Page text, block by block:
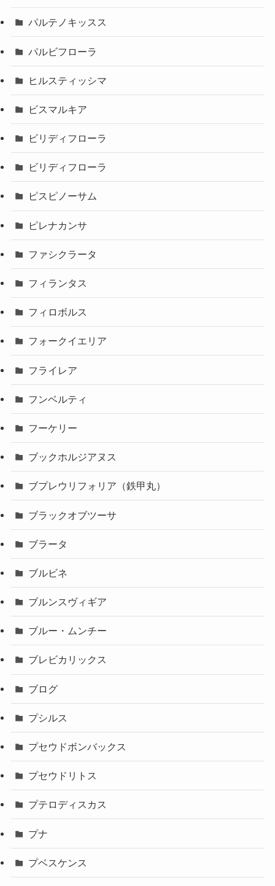
パルテノキッスス
パルビフローラ
ヒルスティッシマ
ビスマルキア
ビリディフローラ
ビリディフローラ
ピスピノーサム
ピレナカンサ
ファシクラータ
フィランタス
フィロボルス
フォークイエリア
フライレア
フンベルティ
フーケリー
ブックホルジアヌス
ブプレウリフォリア（鉄甲丸）
ブラックオブツーサ
ブラータ
ブルビネ
ブルンスヴィギア
ブルー・ムンチー
ブレビカリックス
ブログ
プシルス
プセウドボンバックス
プセウドリトス
プテロディスカス
プナ
プベスケンス